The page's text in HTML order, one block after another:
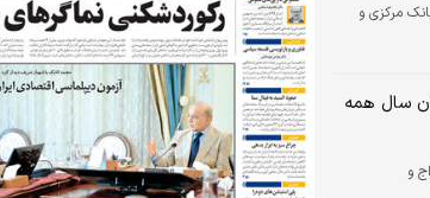
مرکزی و
سال همه
و